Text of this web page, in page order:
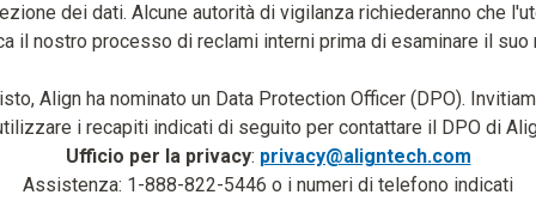
dei dati. Alcune autorità di vigilanza richiederanno che
il nostro processo di reclami interni prima di esaminare il suo
Align ha nominato un Data Protection Officer (DPO).
i recapiti indicati di seguito per contattare il DPO di
Ufficio per la privacy: privacy@aligntech.com
Assistenza: 1-888-822-5446 o i numeri di telefono indicati